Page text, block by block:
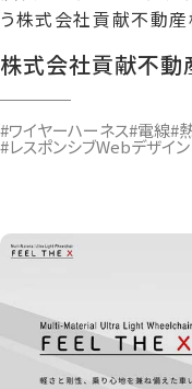
う株式会社貢献不動
株式会社貢献不動
#ワイヤーハーネス#電線#
#レスポンシブWebデザイン